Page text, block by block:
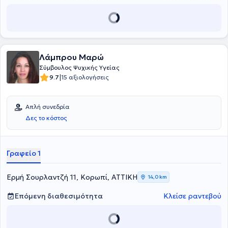
Λάμπρου Μαρώ
Σύμβουλος Ψυχικής Υγείας
9.7|15 αξιολογήσεις
Απλή συνεδρία
Δες το κόστος
Γραφείο 1
Eρμή Σουρλαντζή 11, Κορωπί, ΑΤΤΙΚΗ 14,0 km
Επόμενη διαθεσιμότητα Κλείσε ραντεβού